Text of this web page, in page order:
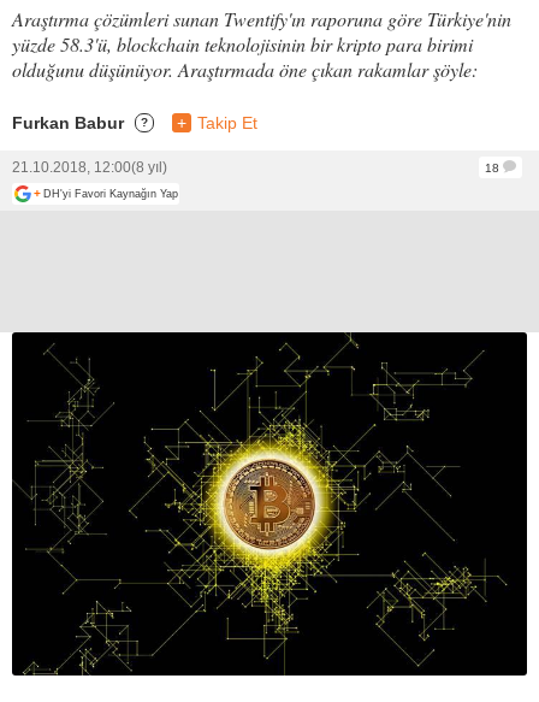
Araştırma çözümleri sunan Twentify'ın raporuna göre Türkiye'nin
yüzde 58.3'ü, blockchain teknolojisinin bir kripto para birimi
olduğunu düşünüyor. Araştırmada öne çıkan rakamlar şöyle:
Furkan Babur ? + Takip Et
21.10.2018, 12:00(8 yıl)
18
+ DH'yi Favori Kaynağın Yap